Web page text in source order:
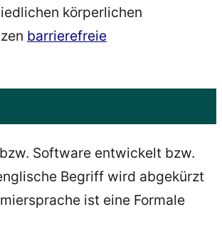
körperlichen
barrierefreie
Software entwickelt bzw.
Begriff wird abgekürzt
ist eine Formale